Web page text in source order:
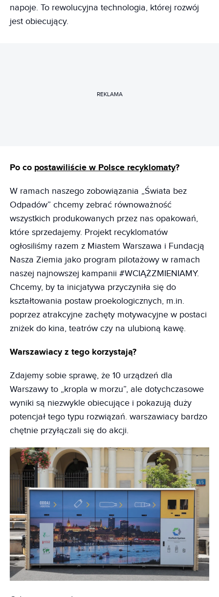
napoje. To rewolucyjna technologia, której rozwój
jest obiecujący.
REKLAMA
Po co postawiliście w Polsce recyklomaty?
W ramach naszego zobowiązania „Świata bez
Odpadów” chcemy zebrać równoważność
wszystkich produkowanych przez nas opakowań,
które sprzedajemy. Projekt recyklomatów
ogłosiliśmy razem z Miastem Warszawa i Fundacją
Nasza Ziemia jako program pilotażowy w ramach
naszej najnowszej kampanii #WCIĄŻZMIENIAMY.
Chcemy, by ta inicjatywa przyczyniła się do
kształtowania postaw proekologicznych, m.in.
poprzez atrakcyjne zachęty motywacyjne w postaci
zniżek do kina, teatrów czy na ulubioną kawę.
Warszawiacy z tego korzystają?
Zdajemy sobie sprawę, że 10 urządzeń dla
Warszawy to „kropla w morzu”, ale dotychczasowe
wyniki są niezwykle obiecujące i pokazują duży
potencjał tego typu rozwiązań. warszawiacy bardzo
chętnie przyłączali się do akcji.